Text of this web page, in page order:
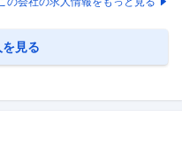
盤技術とする会社です。測量デ
備・管理など、公共性の高い
見る